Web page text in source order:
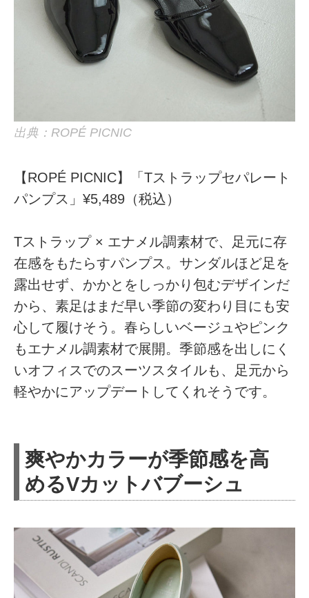
出典：ROPÉ PICNIC
【ROPÉ PICNIC】「Tストラップセパレート
パンプス」¥5,489（税込）
Tストラップ × エナメル調素材で、足元に存
在感をもたらすパンプス。サンダルほど足を
露出せず、かかとをしっかり包むデザインだ
から、素足はまだ早い季節の変わり目にも安
心して履けそう。春らしいベージュやピンク
もエナメル調素材で展開。季節感を出しにく
いオフィスでのスーツスタイルも、足元から
軽やかにアップデートしてくれそうです。
爽やかカラーが季節感を高
めるVカットバブーシュ